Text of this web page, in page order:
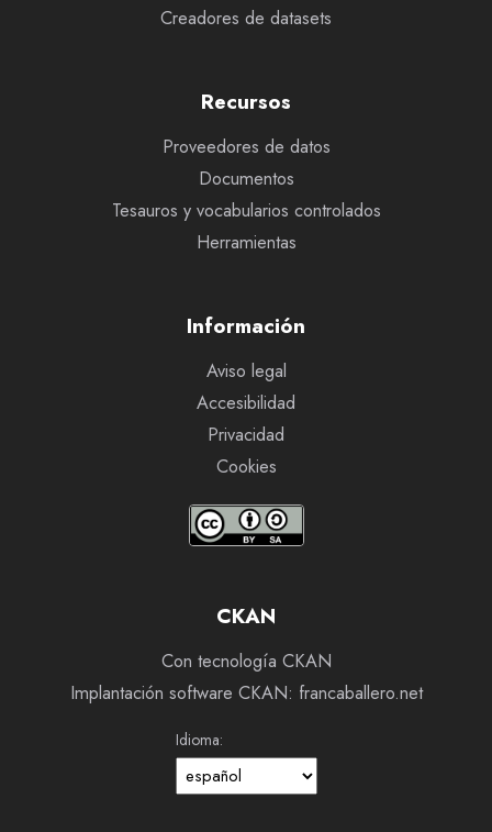
Creadores de datasets
Recursos
Proveedores de datos
Documentos
Tesauros y vocabularios controlados
Herramientas
Información
Aviso legal
Accesibilidad
Privacidad
Cookies
CKAN
Con tecnología CKAN
Implantación software CKAN: francaballero.net
Idioma